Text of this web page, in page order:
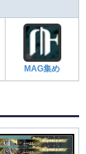
MAG集め